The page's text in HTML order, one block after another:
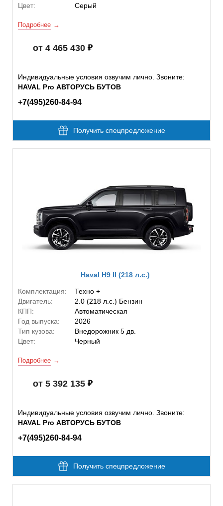
Цвет:
Серый
Подробнее
от 4 465 430
Индивидуальные условия озвучим лично. Звоните:
HAVAL Pro АВТОРУСЬ БУТОВ
+7(495)260-84-94
Получить спецпредложение
Haval H9 II (218 л.с.)
Комплектация:
Техно +
Двигатель:
2.0 (218 л.с.) Бензин
КПП:
Автоматическая
Год выпуска:
2026
Тип кузова:
Внедорожник 5 дв.
Цвет:
Черный
Подробнее
от 5 392 135
Индивидуальные условия озвучим лично. Звоните:
HAVAL Pro АВТОРУСЬ БУТОВ
+7(495)260-84-94
Получить спецпредложение